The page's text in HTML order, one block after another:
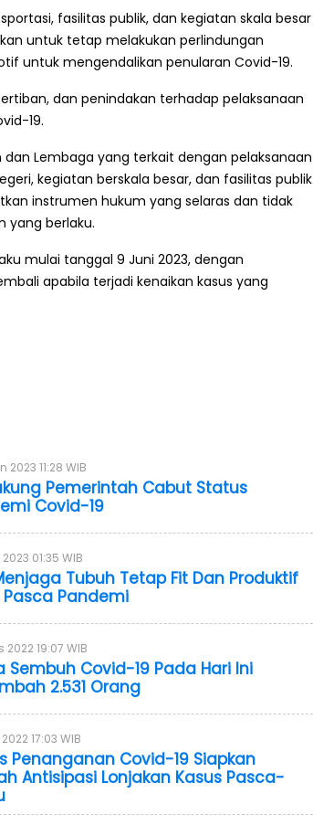
fasilitas publik, dan kegiatan skala besar
untuk tetap melakukan perlindungan
untuk mengendalikan penularan Covid-19.
dan penindakan terhadap pelaksanaan
19.
Lembaga yang terkait dengan pelaksanaan
kegiatan berskala besar, dan fasilitas publik
instrumen hukum yang selaras dan tidak
yang berlaku.
mulai tanggal 9 Juni 2023, dengan
apabila terjadi kenaikan kasus yang
2023 11:28 WIB
Pemerintah Cabut Status
Covid-19
01:35 WIB
Tubuh Tetap Fit Dan Produktif
Pasca Pandemi
2022 19:07 WIB
Sembuh Covid-19 Pada Hari Ini
2.531 Orang
17:03 WIB
Penanganan Covid-19 Siapkan
Antisipasi Lonjakan Kasus Pasca-